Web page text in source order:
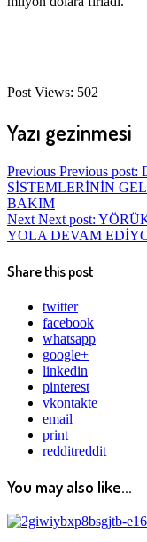
Post Views: 502
Yazı gezinmesi
Previous Previous post:
SİSTEMLERİNİN
BAKIM
Next Next post:
YOLA DEVAM
Share this post
twitter
facebook
whatsapp
google+
linkedin
pinterest
vkontakte
email
print
redditreddit
You may also like...